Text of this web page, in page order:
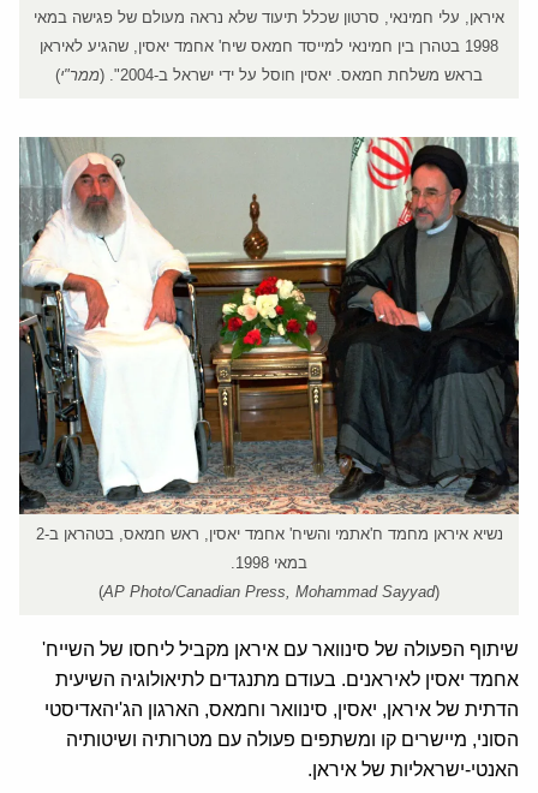
איראן, עלי חמינאי, סרטון שכלל תיעוד שלא נראה מעולם של פגישה במאי
1998 בטהרן בין חמינאי למייסד חמאס שיח' אחמד יאסין, שהגיע לאיראן
בראש משלחת חמאס. יאסין חוסל על ידי ישראל ב-2004". (
ממר"י)
נשיא איראן מחמד ח'אתמי והשיח' אחמד יאסין, ראש חמאס, בטהראן ב-2
במאי 1998.
(
AP Photo/Canadian Press, Mohammad Sayyad
)
שיתוף הפעולה של סינוואר עם איראן מקביל ליחסו של השייח'
אחמד יאסין לאיראנים. בעודם מתנגדים לתיאולוגיה השיעית
הדתית של איראן, יאסין, סינוואר וחמאס, הארגון הג'יהאדיסטי
הסוני, מיישרים קו ומשתפים פעולה עם מטרותיה ושיטותיה
האנטי-ישראליות של איראן.